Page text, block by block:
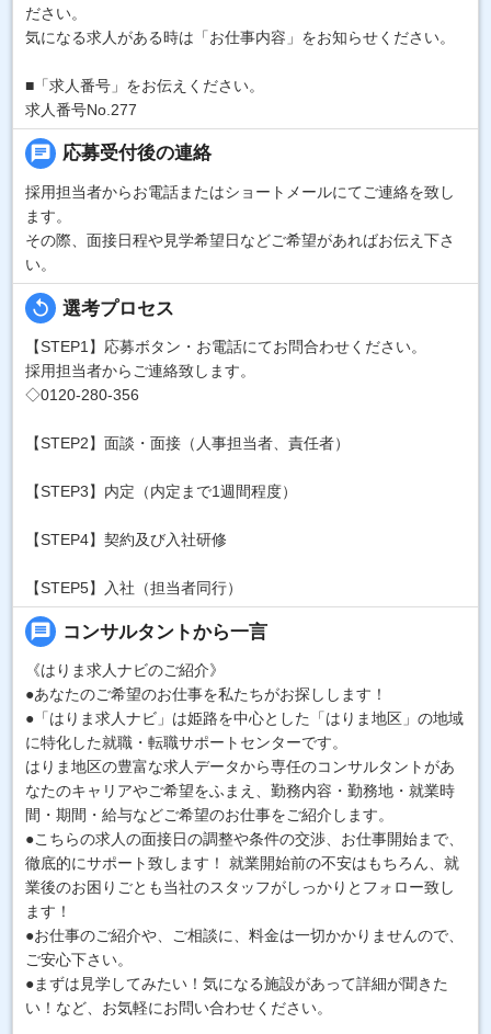
ださい。
気になる求人がある時は「お仕事内容」をお知らせください。
■「求人番号」をお伝えください。
求人番号No.277
chat 応募受付後の連絡
採用担当者からお電話またはショートメールにてご連絡を致し
ます。
その際、面接日程や見学希望日などご希望があればお伝え下さ
い。
replay 選考プロセス
【STEP1】応募ボタン・お電話にてお問合わせください。
採用担当者からご連絡致します。
◇0120-280-356
【STEP2】面談・面接（人事担当者、責任者）
【STEP3】内定（内定まで1週間程度）
【STEP4】契約及び入社研修
【STEP5】入社（担当者同行）
message コンサルタントから一言
《はりま求人ナビのご紹介》
●あなたのご希望のお仕事を私たちがお探しします！
●「はりま求人ナビ」は姫路を中心とした「はりま地区」の地域
に特化した就職・転職サポートセンターです。
はりま地区の豊富な求人データから専任のコンサルタントがあ
なたのキャリアやご希望をふまえ、勤務内容・勤務地・就業時
間・期間・給与などご希望のお仕事をご紹介します。
●こちらの求人の面接日の調整や条件の交渉、お仕事開始まで、
徹底的にサポート致します！ 就業開始前の不安はもちろん、就
業後のお困りごとも当社のスタッフがしっかりとフォロー致し
ます！
●お仕事のご紹介や、ご相談に、料金は一切かかりませんので、
ご安心下さい。
●まずは見学してみたい！気になる施設があって詳細が聞きた
い！など、お気軽にお問い合わせください。